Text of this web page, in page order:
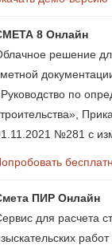
8 Онлайн
решение
по
№281 с
ПИР Онлайн
для расчета